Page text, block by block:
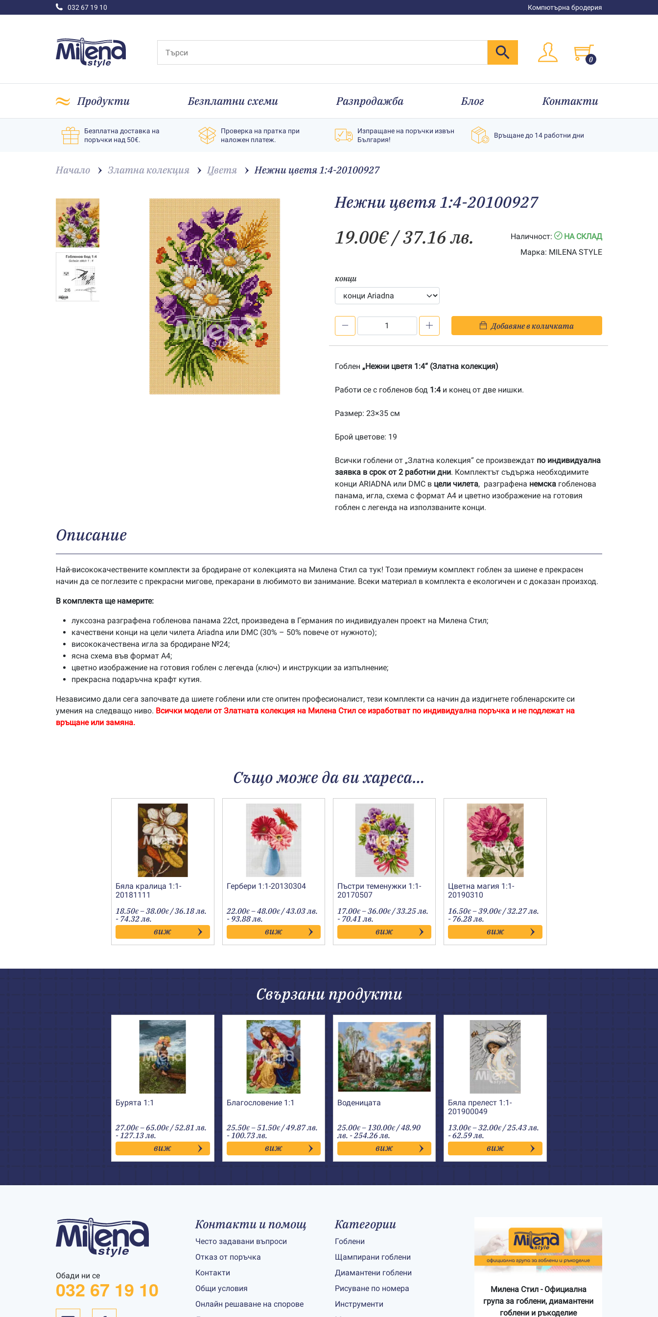
032 67 19 10 Компютърна бродерия
0
Продукти Безплатни схеми Разпродажба Блог Контакти
Безплатна доставка на
поръчки над 50€.
Проверка на пратка при
наложен платеж.
Изпращане на поръчки извън
България!
Връщане до 14 работни дни
Начало Златна колекция Цветя Нежни цветя 1:4-20100927
Нежни цветя 1:4-20100927
19.00€/ 37.16 лв. Наличност:
НА СКЛАД
Марка: MILENA STYLE
конци
цветя
20100927
Добавяне в количката
Гоблен „Нежни цветя 1:4“ (Златна колекция)
Работи се с гобленов бод 1:4и конец от две нишки.
Размер: 23×35 см
Брой цветове: 19
Всички гоблени от „Златна колекция“ се произвеждат по индивидуална
заявка в срок от 2 работни дни. Комплектът съдържа необходимите
конци ARIADNA или DMC в цели чилета, разграфена немска гобленова
панама, игла, схема с формат А4 и цветно изображение на готовия
гоблен с легенда на използваните конци.
Описание
Най-висококачествените комплекти за бродиране от колекцията на Милена Стил са тук! Този премиум комплект гоблен за шиене е прекрасен
начин да се поглезите с прекрасни мигове, прекарани в любимото ви занимание. Всеки материал в комплекта е екологичен и с доказан произход.
В комплекта ще намерите:
луксозна разграфена гобленова панама 22ct, произведена в Германия по индивидуален проект на Милена Стил;
качествени конци на цели чилета Ariadna или DMC (30% – 50% повече от нужното);
висококачествена игла за бродиране №24;
ясна схема във формат А4;
цветно изображение на готовия гоблен с легенда (ключ) и инструкции за изпълнение;
прекрасна подаръчна крафт кутия.
Независимо дали сега започвате да шиете гоблени или сте опитен професионалист, тези комплекти са начин да издигнете гобленарските си
умения на следващо ниво. Всички модели от Златната колекция на Милена Стил се изработват по индивидуална поръчка и не подлежат на
връщане или замяна.
Също може да ви хареса…
Бяла кралица 1:1-
20181111
18.50€ –38.00€Price
range:
18.50€
through
38.00€
/ 36.18 лв.
- 74.32 лв.
виж
Гербери 1:1-20130304
22.00€ –48.00€Price
range:
22.00€
through
48.00€
/ 43.03 лв.
- 93.88 лв.
виж
Пъстри теменужки 1:1-
20170507
17.00€ –36.00€Price
range:
17.00€
through
36.00€
/ 33.25 лв.
- 70.41 лв.
виж
Цветна магия 1:1-
20190310
16.50€ –39.00€Price
range:
16.50€
through
39.00€
/ 32.27 лв.
- 76.28 лв.
виж
Свързани продукти
Бурята 1:1
27.00€ –65.00€Price
range:
27.00€
through
65.00€
/ 52.81 лв.
- 127.13 лв.
виж
Благословение 1:1
25.50€ –51.50€Price
range:
25.50€
through
51.50€
/ 49.87 лв.
- 100.73 лв.
виж
Воденицата
25.00€ –130.00€Price
range:
25.00€
through
130.00€
/ 48.90
лв. - 254.26 лв.
виж
Бяла прелест 1:1-
201900049
13.00€ –32.00€Price
range:
13.00€
through
32.00€
/ 25.43 лв.
- 62.59 лв.
виж
Обади ни се
032 67 19 10
Контакти и помощ
Често задавани въпроси
Отказ от поръчка
Контакти
Общи условия
Онлайн решаване на спорове
Категории
Гоблени
Щампирани гоблени
Диамантени гоблени
Рисуване по номера
Инструменти
Милена Стил - Официална
група за гоблени, диамантени
гоблени и ръкоделие